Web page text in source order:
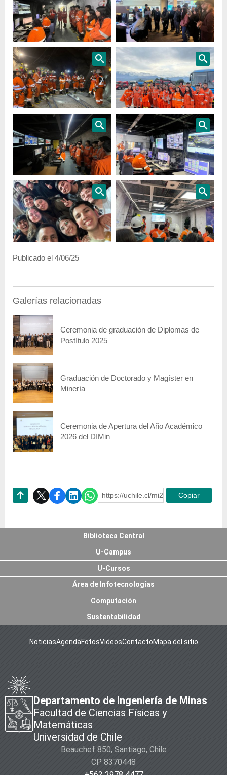
Galerías relacionadas
Ceremonia de graduación de Diplomas de
Postítulo 2025
Graduación de Doctorado y Magíster en
Minería
Ceremonia de Apertura del Año Académico
2026 del DIMin
Publicado el 4/06/25
https://uchile.cl/mi228965Copiar
Biblioteca Central
U-Campus
U-Cursos
Área de Infotecnologías
Computación
Sustentabilidad
NoticiasAgendaFotosVideosContactoMapa del sitio
Departamento de Ingeniería de Minas
Facultad de Ciencias Físicas y
Matemáticas
Universidad de Chile
Beauchef 850, Santiago, Chile
CP 8370448